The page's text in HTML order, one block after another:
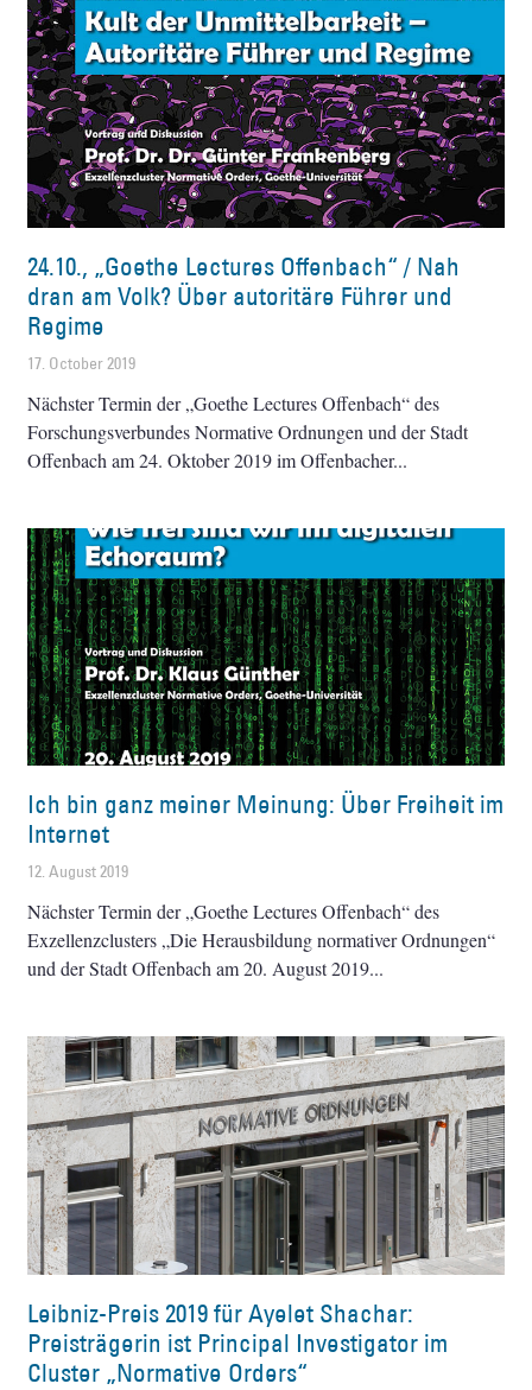
24.10., „Goethe Lectures Offenbach“ / Nah
dran am Volk? Über autoritäre Führer und
Regime
17. October 2019
Nächster Termin der „Goethe Lectures Offenbach“ des
Forschungsverbundes Normative Ordnungen und der Stadt
Offenbach am 24. Oktober 2019 im Offenbacher
Ich bin ganz meiner Meinung: Über Freiheit im
Internet
12. August 2019
Nächster Termin der „Goethe Lectures Offenbach“ des
Exzellenzclusters „Die Herausbildung normativer Ordnungen“
und der Stadt Offenbach am 20. August 2019
Leibniz-Preis 2019 für Ayelet Shachar:
Preisträgerin ist Principal Investigator im
Cluster „Normative Orders“